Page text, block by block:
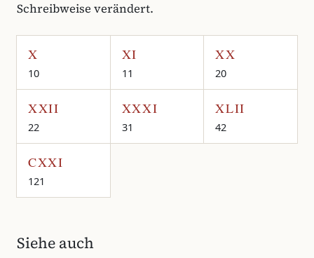
Schreibweise verändert.
X
10
XI
11
XX
20
XXII
22
XXXI
31
XLII
42
CXXI
121
Siehe auch